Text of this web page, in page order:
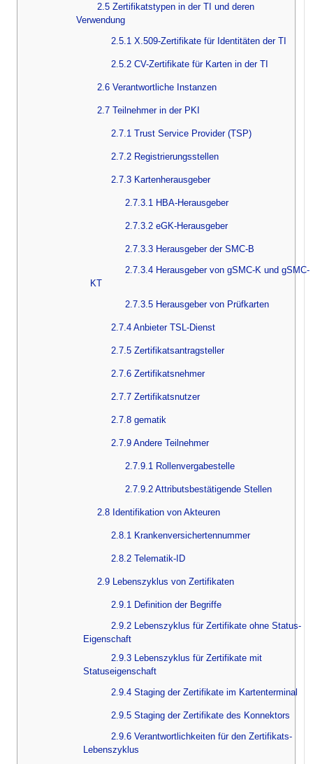
2.5 Zertifikatstypen in der TI und deren
Verwendung
2.5.1 X.509-Zertifikate für Identitäten der TI
2.5.2 CV-Zertifikate für Karten in der TI
2.6 Verantwortliche Instanzen
2.7 Teilnehmer in der PKI
2.7.1 Trust Service Provider (TSP)
2.7.2 Registrierungsstellen
2.7.3 Kartenherausgeber
2.7.3.1 HBA-Herausgeber
2.7.3.2 eGK-Herausgeber
2.7.3.3 Herausgeber der SMC-B
2.7.3.4 Herausgeber von gSMC-K und gSMC-
KT
2.7.3.5 Herausgeber von Prüfkarten
2.7.4 Anbieter TSL-Dienst
2.7.5 Zertifikatsantragsteller
2.7.6 Zertifikatsnehmer
2.7.7 Zertifikatsnutzer
2.7.8 gematik
2.7.9 Andere Teilnehmer
2.7.9.1 Rollenvergabestelle
2.7.9.2 Attributsbestätigende Stellen
2.8 Identifikation von Akteuren
2.8.1 Krankenversichertennummer
2.8.2 Telematik-ID
2.9 Lebenszyklus von Zertifikaten
2.9.1 Definition der Begriffe
2.9.2 Lebenszyklus für Zertifikate ohne Status-
Eigenschaft
2.9.3 Lebenszyklus für Zertifikate mit
Statuseigenschaft
2.9.4 Staging der Zertifikate im Kartenterminal
2.9.5 Staging der Zertifikate des Konnektors
2.9.6 Verantwortlichkeiten für den Zertifikats-
Lebenszyklus